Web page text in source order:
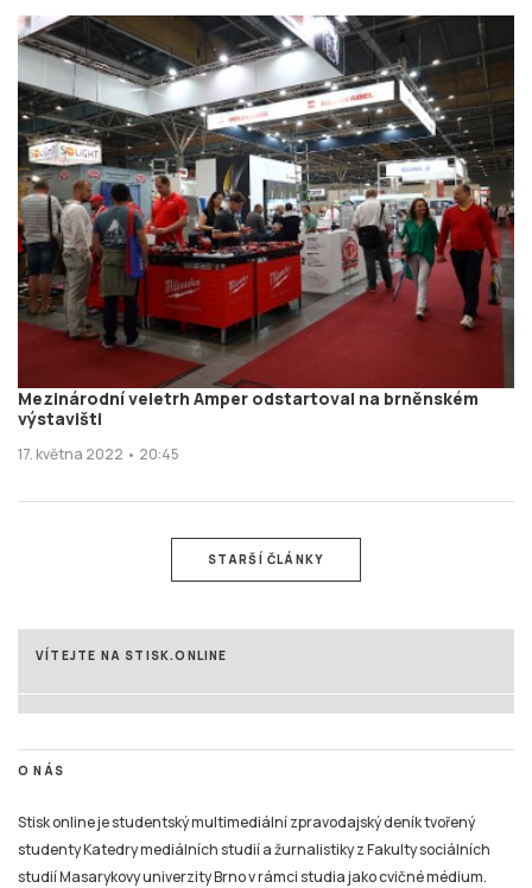
Mezinárodní veletrh Amper odstartoval na brněnském
výstavišti
17. května 2022 • 20:45
STARŠÍ ČLÁNKY
VÍTEJTE NA STISK.ONLINE
O NÁS
Stisk online je studentský multimediální zpravodajský deník tvořený
studenty Katedry mediálních studií a žurnalistiky z Fakulty sociálních
studií Masarykovy univerzity Brno v rámci studia jako cvičné médium.